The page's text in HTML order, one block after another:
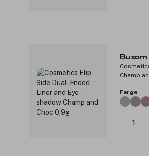
Buxom
Champ
Farge